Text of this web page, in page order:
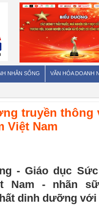
NHÂN SỐNG VĂN HÓA DOANH
truyền thông
Việt Nam
- Giáo dục
Nam - nhãn
dinh dưỡng với